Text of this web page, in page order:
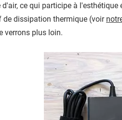
ce qui participe à l'esthétique
de dissipation thermique (voir
verrons plus loin.